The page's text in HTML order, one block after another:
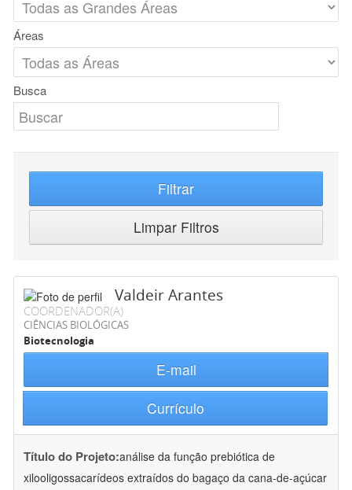
Áreas
Busca
Filtrar
Limpar Filtros
Valdeir Arantes
COORDENADOR(A)
CIÊNCIAS BIOLÓGICAS
Biotecnologia
E-mail
Currículo
Título do Projeto:análise da função prebiótica de
xilooligossacarídeos extraídos do bagaço da cana-de-açúcar